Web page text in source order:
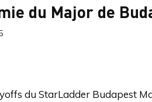
du Major de
du StarLadder Budapest